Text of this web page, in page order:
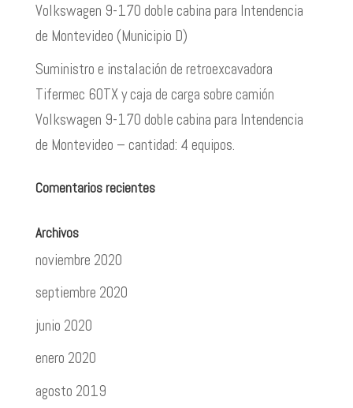
Volkswagen 9-170 doble cabina para Intendencia
de Montevideo (Municipio D)
Suministro e instalación de retroexcavadora
Tifermec 60TX y caja de carga sobre camión
Volkswagen 9-170 doble cabina para Intendencia
de Montevideo – cantidad: 4 equipos.
Comentarios recientes
Archivos
noviembre 2020
septiembre 2020
junio 2020
enero 2020
agosto 2019